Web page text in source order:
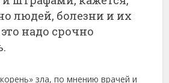
людей, болезни и их
надо срочно
зла, по мнению врачей и